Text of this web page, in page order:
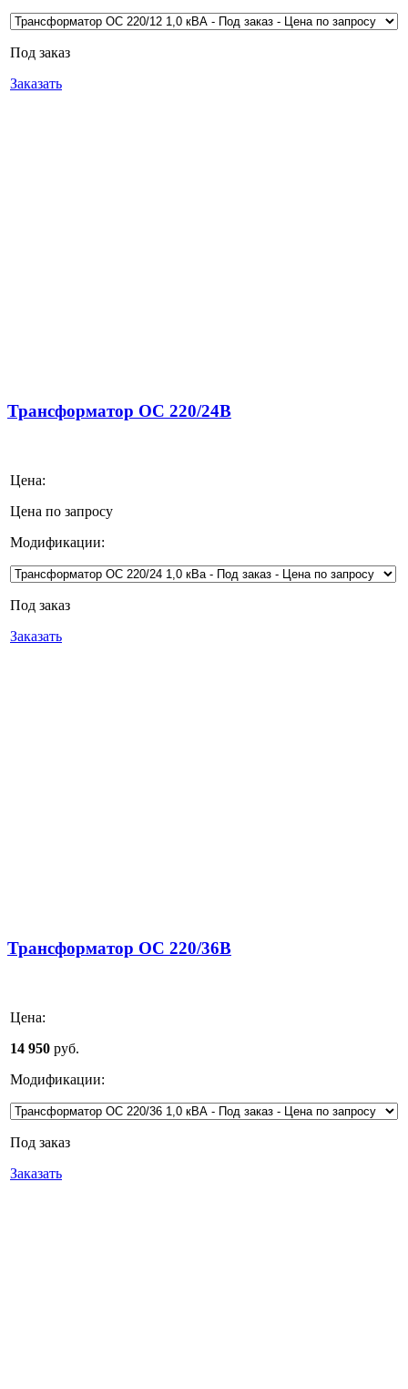
Под заказ
Заказать
Трансформатор ОС 220/24В
Цена:
Цена по запросу
Модификации:
Под заказ
Заказать
Трансформатор ОС 220/36В
Цена:
14 950 руб.
Модификации:
Под заказ
Заказать